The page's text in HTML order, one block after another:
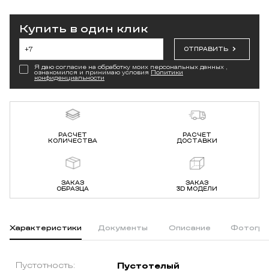
Купить в один клик
ОТПРАВИТЬ
Я даю согласие на обработку моих персональных данных ,
ознакомился и принимаю условия Политики
конфиденциальности
РАСЧЕТ
КОЛИЧЕСТВА
РАСЧЕТ
ДОСТАВКИ
ЗАКАЗ
ОБРАЗЦА
ЗАКАЗ
3D МОДЕЛИ
Характеристики Документы Описание
Пустотность: Пустотелый